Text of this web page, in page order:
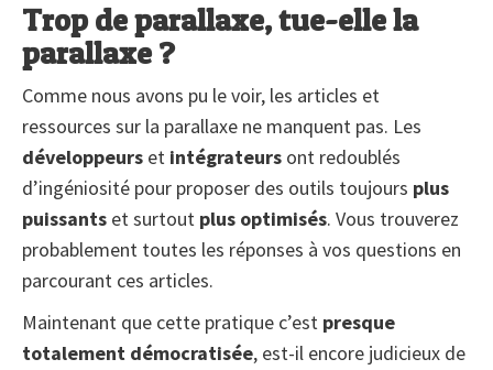
Trop de parallaxe, tue-elle la
parallaxe ?
Comme nous avons pu le voir, les articles et
ressources sur la parallaxe ne manquent pas. Les
développeurs et intégrateurs ont redoublés
d’ingéniosité pour proposer des outils toujours plus
puissants et surtout plus optimisés. Vous trouverez
probablement toutes les réponses à vos questions en
parcourant ces articles.
Maintenant que cette pratique c’est presque
totalement démocratisée, est-il encore judicieux de